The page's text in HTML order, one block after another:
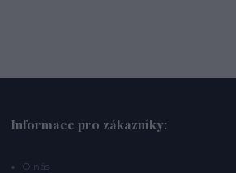
Informace pro zákazníky:
O nás